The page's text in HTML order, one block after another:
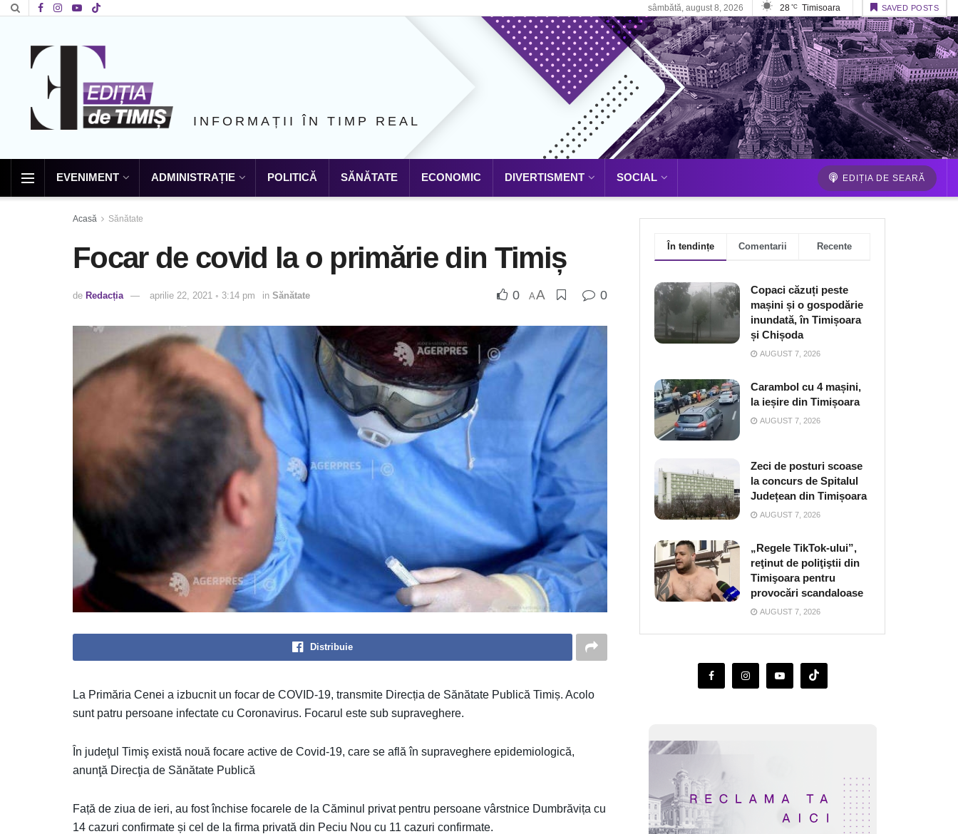
sâmbătă, august 8, 2026 28 °C Timisoara SAVED POSTS
INFORMAȚII ÎN TIMP REAL
EVENIMENT ADMINISTRAȚIE POLITICĂ SĂNĂTATE ECONOMIC DIVERTISMENT SOCIAL EDIȚIA DE SEARĂ
Acasă Sănătate
Focar de covid la o primărie din Timiș
de Redacția aprilie 22, 2021 ◦ 3:14 pm in Sănătate 0 AA 0
Distribuie
La Primăria Cenei a izbucnit un focar de COVID-19, transmite Direcția de Sănătate Publică Timiș. Acolo
sunt patru persoane infectate cu Coronavirus. Focarul este sub supraveghere.
În judeţul Timiş există nouă focare active de Covid-19, care se află în supraveghere epidemiologică,
anunţă Direcţia de Sănătate Publică
Față de ziua de ieri, au fost închise focarele de la Căminul privat pentru persoane vârstnice Dumbrăvița cu
14 cazuri confirmate și cel de la firma privată din Peciu Nou cu 11 cazuri confirmate.
În tendințe Comentarii Recente
Copaci căzuți peste
mașini și o gospodărie
inundată, în Timișoara
și Chișoda
AUGUST 7, 2026
Carambol cu 4 mașini,
la ieșire din Timișoara
AUGUST 7, 2026
Zeci de posturi scoase
la concurs de Spitalul
Județean din Timișoara
AUGUST 7, 2026
„Regele TikTok-ului”,
reţinut de poliţiştii din
Timişoara pentru
provocări scandaloase
AUGUST 7, 2026